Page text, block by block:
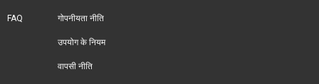
FAQ गोपनीयता नीति
उपयोग के नियम
वापसी नीति